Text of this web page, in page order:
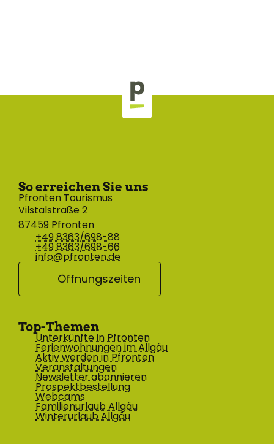
So erreichen Sie uns
Pfronten Tourismus
Vilstalstraße 2
87459 Pfronten
+49 8363/698-88
+49 8363/698-66
info@pfronten.de
Öffnungszeiten
Top-Themen
Unterkünfte in Pfronten
Ferienwohnungen im Allgäu
Aktiv werden in Pfronten
Veranstaltungen
Newsletter abonnieren
Prospektbestellung
Webcams
Familienurlaub Allgäu
Winterurlaub Allgäu